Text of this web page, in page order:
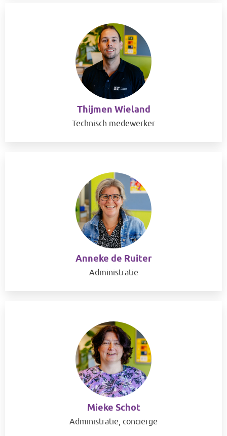
Thijmen Wieland
Technisch medewerker
Anneke de Ruiter
Administratie
Mieke Schot
Administratie, conciërge